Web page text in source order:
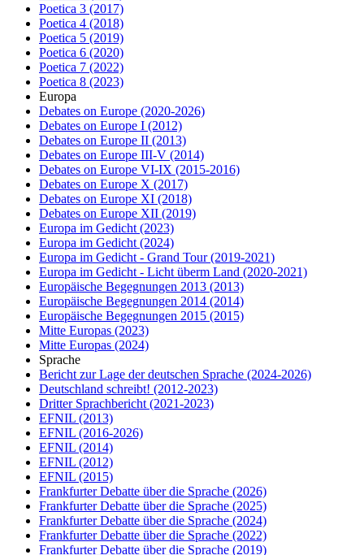
Poetica 3 (2017)
Poetica 4 (2018)
Poetica 5 (2019)
Poetica 6 (2020)
Poetica 7 (2022)
Poetica 8 (2023)
Europa
Debates on Europe (2020-2026)
Debates on Europe I (2012)
Debates on Europe II (2013)
Debates on Europe III-V (2014)
Debates on Europe VI-IX (2015-2016)
Debates on Europe X (2017)
Debates on Europe XI (2018)
Debates on Europe XII (2019)
Europa im Gedicht (2023)
Europa im Gedicht (2024)
Europa im Gedicht - Grand Tour(2019-2021)
Europa im Gedicht - Licht überm Land (2020-2021)
Europäische Begegnungen 2013 (2013)
Europäische Begegnungen 2014 (2014)
Europäische Begegnungen 2015 (2015)
Mitte Europas (2023)
Mitte Europas (2024)
Sprache
Bericht zur Lage der deutschen Sprache (2024-2026)
Deutschland schreibt! (2012-2023)
Dritter Sprachbericht (2021-2023)
EFNIL (2013)
EFNIL (2016-2026)
EFNIL (2014)
EFNIL (2012)
EFNIL (2015)
Frankfurter Debatte über die Sprache (2026)
Frankfurter Debatte über die Sprache (2025)
Frankfurter Debatte über die Sprache (2024)
Frankfurter Debatte über die Sprache (2022)
Frankfurter Debatte über die Sprache (2019)